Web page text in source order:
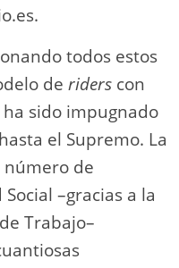
todos estos
de riders con
sido impugnado
el Supremo. La
de
–gracias a la
Trabajo–